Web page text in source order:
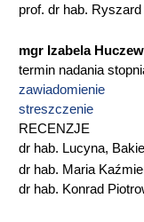
prof. dr hab.
mgr Izabela
termin nadania
zawiadomienie
streszczenie
RECENZJE
dr hab. Lucyna,
dr hab. Maria
dr hab. Konrad